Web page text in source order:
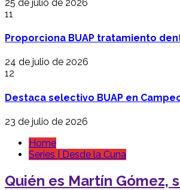
25 de julio de 2026
11
Proporciona BUAP tratamiento
24 de julio de 2026
12
Destaca selectivo BUAP en
23 de julio de 2026
Home
Series | Desde la Cuna
Quién es Martín Gómez,